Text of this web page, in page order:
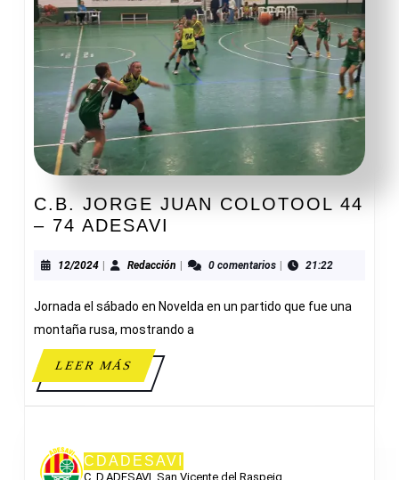
C.B. JORGE JUAN COLOTOOL 44
– 74 ADESAVI
JUAN
44
–
12/202412/2024
| Redacción Redacción
| 0 comentarios | 21:22
Jornada el sábado en Novelda en un partido que fue una
montaña rusa, mostrando a
LEER MÁSLEER
MÁS
CDADESAVI
C. D.ADESAVI, San Vicente del Raspeig